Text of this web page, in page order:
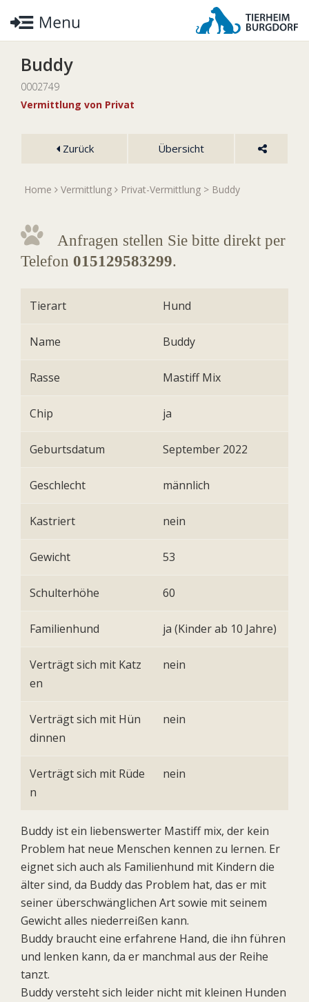
Buddy
0002749
Vermittlung von Privat
Zurück Übersicht
Home Vermittlung Privat-Vermittlung > Buddy
Anfragen stellen Sie bitte direkt per
Telefon 015129583299.
Tierart Hund
Name Buddy
Rasse Mastiff Mix
Chip ja
Geburtsdatum September 2022
Geschlecht männlich
Kastriert nein
Gewicht 53
Schulterhöhe 60
Familienhund ja (Kinder ab 10 Jahre)
Verträgt sich mit Katz
en
nein
Verträgt sich mit Hün
dinnen
nein
Verträgt sich mit Rüde
n
nein
Buddy ist ein liebenswerter Mastiff mix, der kein
Problem hat neue Menschen kennen zu lernen. Er
eignet sich auch als Familienhund mit Kindern die
älter sind, da Buddy das Problem hat, das er mit
seiner überschwänglichen Art sowie mit seinem
Gewicht alles niederreißen kann.
Buddy braucht eine erfahrene Hand, die ihn führen
und lenken kann, da er manchmal aus der Reihe
tanzt.
Buddy versteht sich leider nicht mit kleinen Hunden